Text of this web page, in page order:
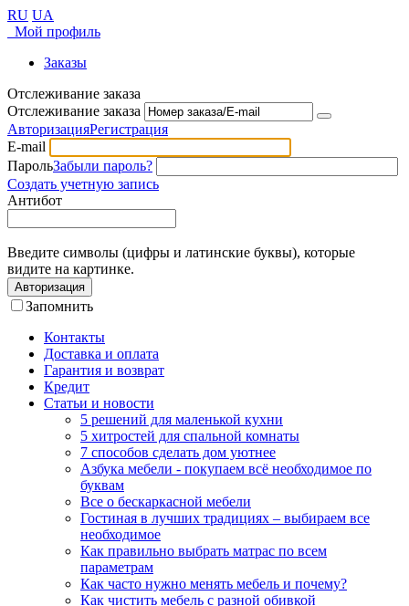
RU UA
Мой профиль
Заказы
Отслеживание заказа
Отслеживание заказа
АвторизацияРегистрация
E-mail
ПарольЗабыли пароль?
Создать учетную запись
Антибот
Введите символы (цифры и латинские буквы), которые
видите на картинке.
Авторизация
Запомнить
Контакты
Доставка и оплата
Гарантия и возврат
Кредит
Статьи и новости
5 решений для маленькой кухни
5 хитростей для спальной комнаты
7 способов сделать дом уютнее
Азбука мебели - покупаем всё необходимое по
буквам
Все о бескаркасной мебели
Гостиная в лучших традициях – выбираем все
необходимое
Как правильно выбрать матрас по всем
параметрам
Как часто нужно менять мебель и почему?
Как чистить мебель с разной обивкой